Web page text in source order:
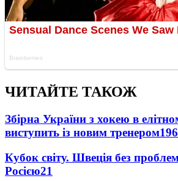
ЧИТАЙТЕ ТАКОЖ
Збірна України з хокею в
виступить із новим тренером
Кубок світу. Швеція без
Росією21